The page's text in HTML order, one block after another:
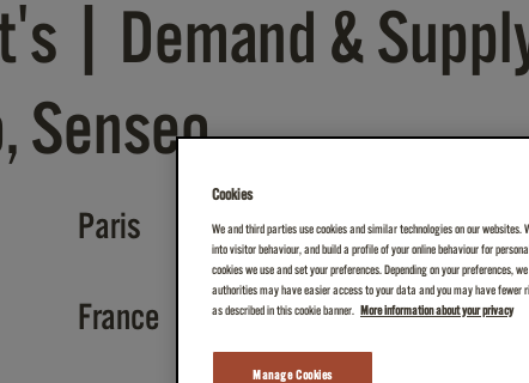
| Demand &
Senseo
Paris
France
Cookies
We and third parties use cookies and similar technologies on our
into visitor behaviour, and build a profile of your online behaviour for
cookies we use and set your preferences. Depending on your
authorities may have easier access to your data and you may have fewer
as described in this cookie banner.
More information about your privacy
Manage Cookies